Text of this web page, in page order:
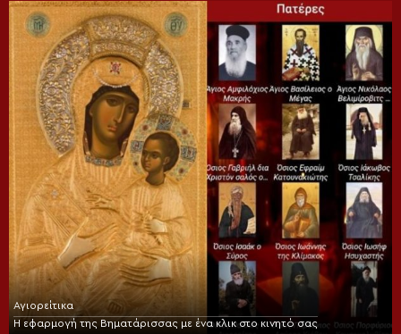
Αγιορείτικα
Η εφαρμογή της Βηματάρισσας με ένα κλικ στο κινητό σας